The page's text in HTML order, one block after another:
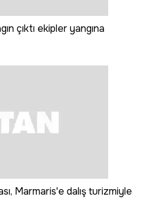
çıktı ekipler yangına
Marmaris'e dalış turizmiyle